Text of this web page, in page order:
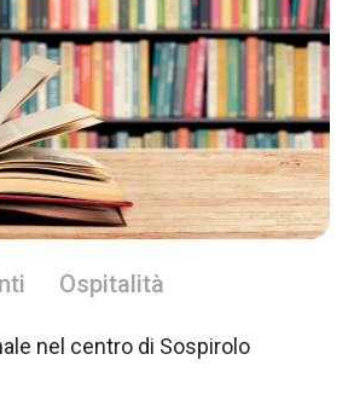
Ospitalità
nel centro di Sospirolo